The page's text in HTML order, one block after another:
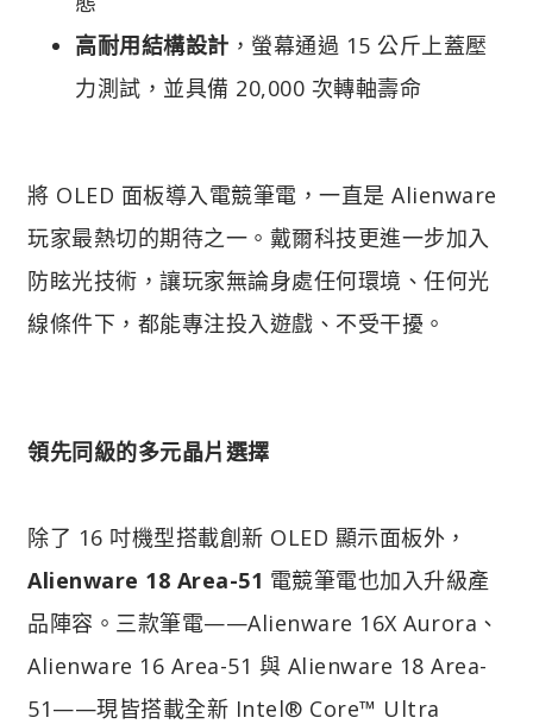
高耐用結構設計 ，螢幕通過 15 公斤上蓋壓
力測試，並具備 20,000 次轉軸壽命
將 OLED 面板導入電競筆電，一直是 Alienware
玩家最熱切的期待之一。戴爾科技更進一步加入
防眩光技術，讓玩家無論身處任何環境、任何光
線條件下，都能專注投入遊戲、不受干擾。
領先同級的多元晶片選擇
除了 16 吋機型搭載創新 OLED 顯示面板外，
Alienware 18 Area-51 電競筆電也加入升級產
品陣容。三款筆電——Alienware 16X Aurora、
Alienware 16 Area-51 與 Alienware 18 Area-
51——現皆搭載全新 Intel® Core™ Ultra